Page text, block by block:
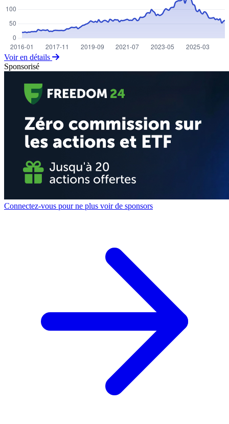
Voir en détails
Sponsorisé
Connectez-vous pour ne plus voir de sponsors